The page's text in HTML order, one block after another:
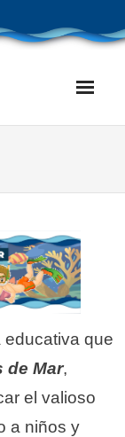
que
de Mar,
el valioso
a niños y